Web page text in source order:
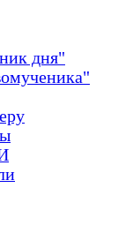
дня"